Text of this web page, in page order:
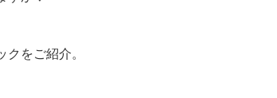
をご紹介。